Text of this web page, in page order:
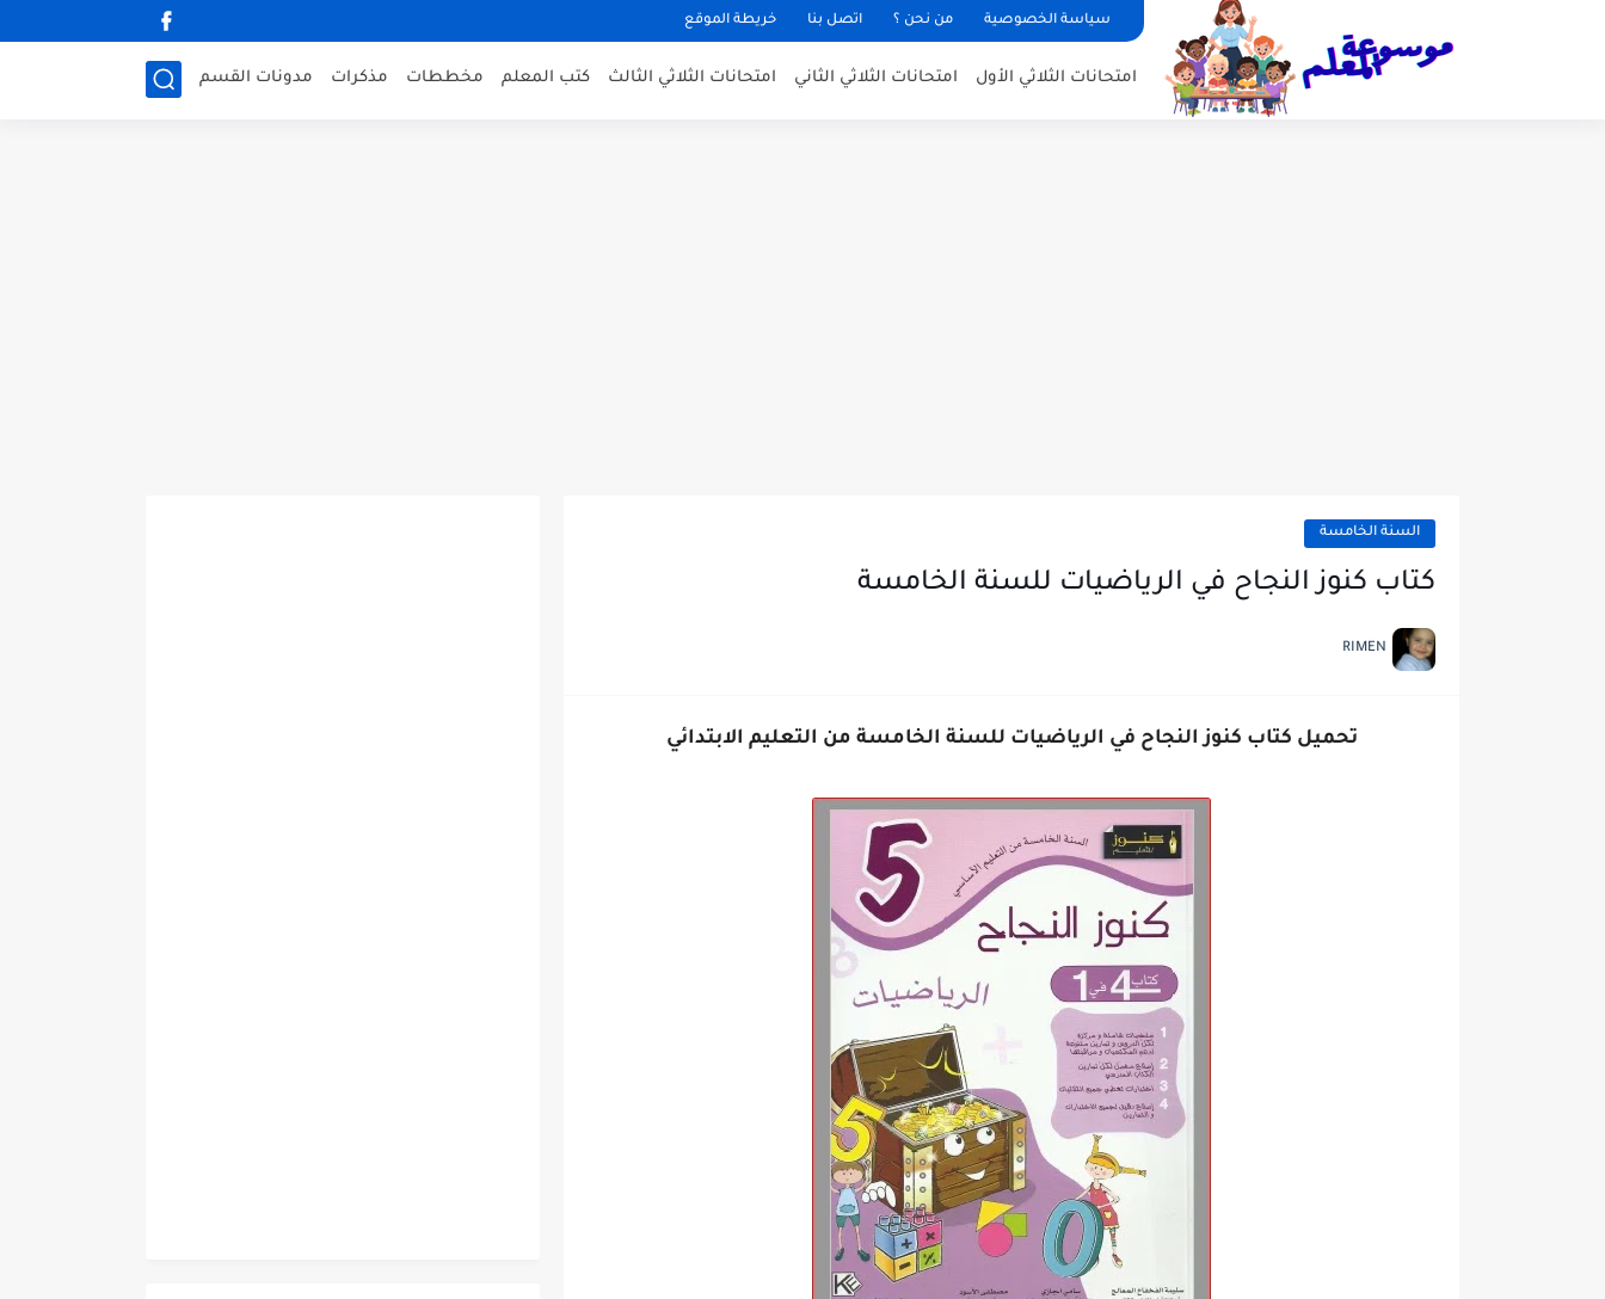
سياسة الخصوصية من نحن ؟ اتصل بنا خريطة الموقع
امتحانات الثلاثي الأول امتحانات الثلاثي الثاني امتحانات الثلاثي الثالث كتب المعلم مخططات مذكرات مدونات القسم
السنة الخامسة
كتاب كنوز النجاح في الرياضيات للسنة الخامسة
RIMEN
تحميل كتاب كنوز النجاح في الرياضيات للسنة الخامسة من التعليم الابتدائي